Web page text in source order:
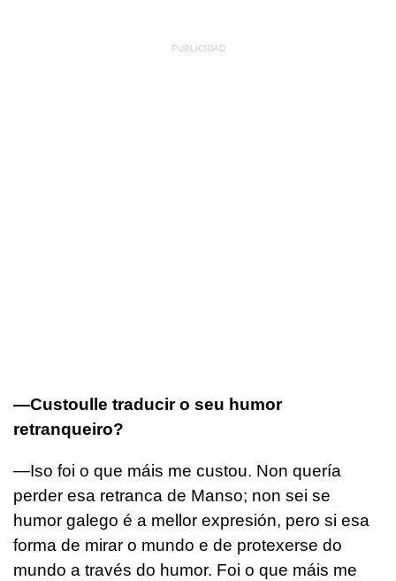
—Custoulle traducir o seu humor
retranqueiro?
—Iso foi o que máis me custou. Non quería
perder esa retranca de Manso; non sei se
humor galego é a mellor expresión, pero si esa
forma de mirar o mundo e de protexerse do
mundo a través do humor. Foi o que máis me